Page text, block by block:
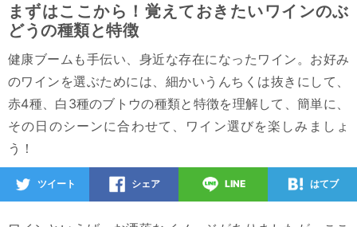
まずはここから！覚えておきたいワインのぶ
どうの種類と特徴
健康ブームも手伝い、身近な存在になったワイン。お好み
のワインを選ぶためには、細かいうんちくは抜きにして、
赤4種、白3種のブトウの種類と特徴を理解して、簡単に、
その日のシーンに合わせて、ワイン選びを楽しみましょ
う！
ツイート シェア LINE はてブ